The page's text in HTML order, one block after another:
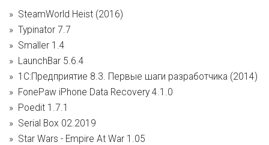
SteamWorld Heist (2016)
Typinator 7.7
Smaller 1.4
LaunchBar 5.6.4
1С:Предприятие 8.3. Первые шаги разработчика (2014)
FonePaw iPhone Data Recovery 4.1.0
Poedit 1.7.1
Serial Box 02.2019
Star Wars - Empire At War 1.05